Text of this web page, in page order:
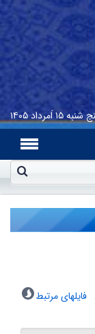
شنبه۱۵ اَمرداد ۱۴۰۵
فایلهای مرتبط